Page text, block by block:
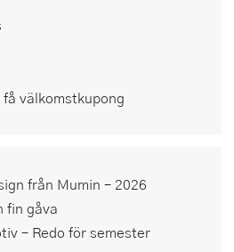
välkomstkupong
från Mumin – 2026
fin gåva
– Redo för semester